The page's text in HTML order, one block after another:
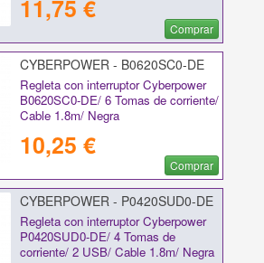
11,75 €
Comprar
CYBERPOWER - B0620SC0-DE
Regleta con interruptor Cyberpower
B0620SC0-DE/ 6 Tomas de corriente/
Cable 1.8m/ Negra
10,25 €
Comprar
CYBERPOWER - P0420SUD0-DE
Regleta con interruptor Cyberpower
P0420SUD0-DE/ 4 Tomas de
corriente/ 2 USB/ Cable 1.8m/ Negra